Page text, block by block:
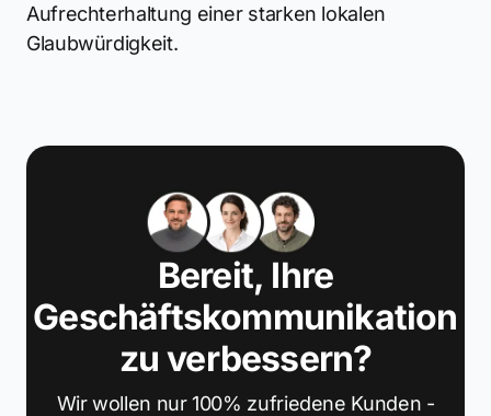
Aufrechterhaltung einer starken lokalen
Glaubwürdigkeit.
Bereit, Ihre
Geschäftskommunikation
zu verbessern?
Wir wollen nur 100% zufriedene Kunden -